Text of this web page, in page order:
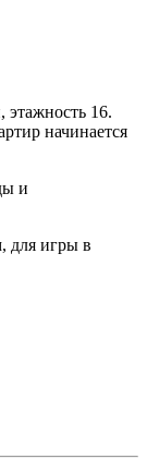
16.
начинается
и
для игры в